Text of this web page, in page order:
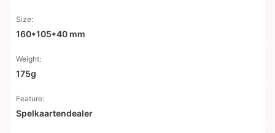
Size:
160*105*40 mm
Weight:
175g
Feature:
Spelkaartendealer